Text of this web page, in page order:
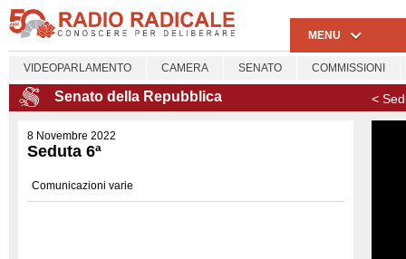
MENU
VIDEOPARLAMENTO CAMERA SENATO COMMISSIONI
Senato della Repubblica <
8 Novembre 2022
Seduta 6ª
Comunicazioni varie